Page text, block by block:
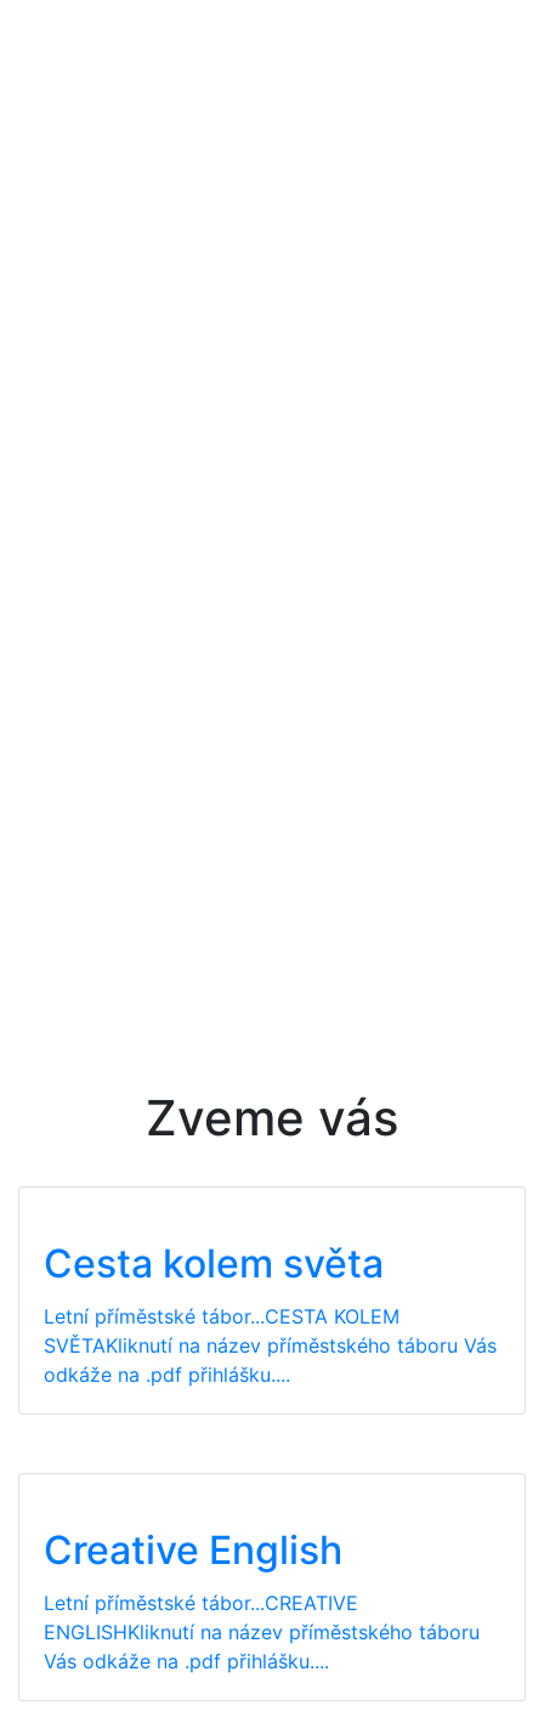
Zveme vás
Cesta kolem světa
Letní příměstské tábor...CESTA KOLEM
SVĚTAKliknutí na název příměstského táboru Vás
odkáže na .pdf přihlášku....
Creative English
Letní příměstské tábor...CREATIVE
ENGLISHKliknutí na název příměstského táboru
Vás odkáže na .pdf přihlášku....